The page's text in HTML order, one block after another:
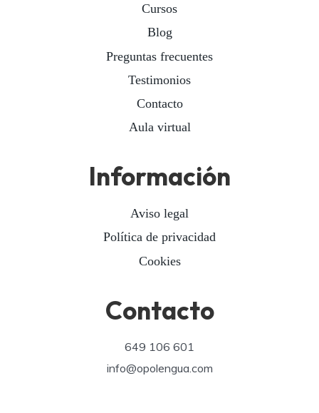
Cursos
Blog
Preguntas frecuentes
Testimonios
Contacto
Aula virtual
Información
Aviso legal
Política de privacidad
Cookies
Contacto
649 106 601
info@opolengua.com